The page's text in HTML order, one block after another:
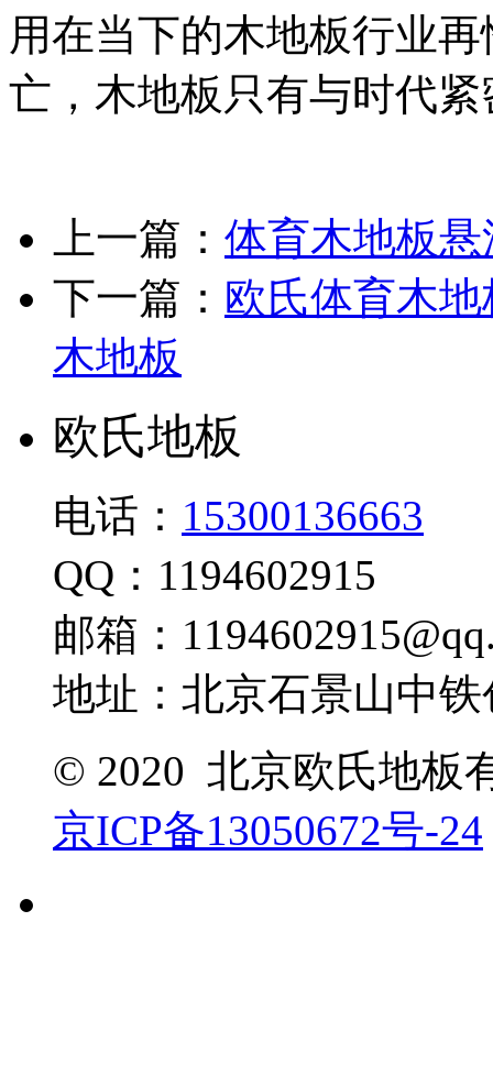
用在当下的木地板行业
亡，木地板只有与时代
上一篇： 体育木地板
下一篇： 欧氏体育木
木地板
欧氏地板
电话： 15300136663
QQ：1194602915
邮箱：
地址：北京石景山中
© 2020 北京欧氏地板
京ICP备13050672号-24